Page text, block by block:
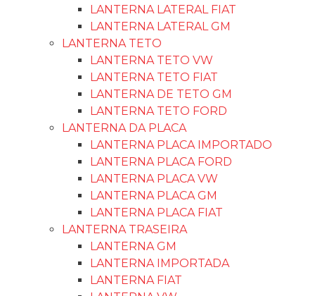
LANTERNA LATERAL FIAT
LANTERNA LATERAL GM
LANTERNA TETO
LANTERNA TETO VW
LANTERNA TETO FIAT
LANTERNA DE TETO GM
LANTERNA TETO FORD
LANTERNA DA PLACA
LANTERNA PLACA IMPORTADO
LANTERNA PLACA FORD
LANTERNA PLACA VW
LANTERNA PLACA GM
LANTERNA PLACA FIAT
LANTERNA TRASEIRA
LANTERNA GM
LANTERNA IMPORTADA
LANTERNA FIAT